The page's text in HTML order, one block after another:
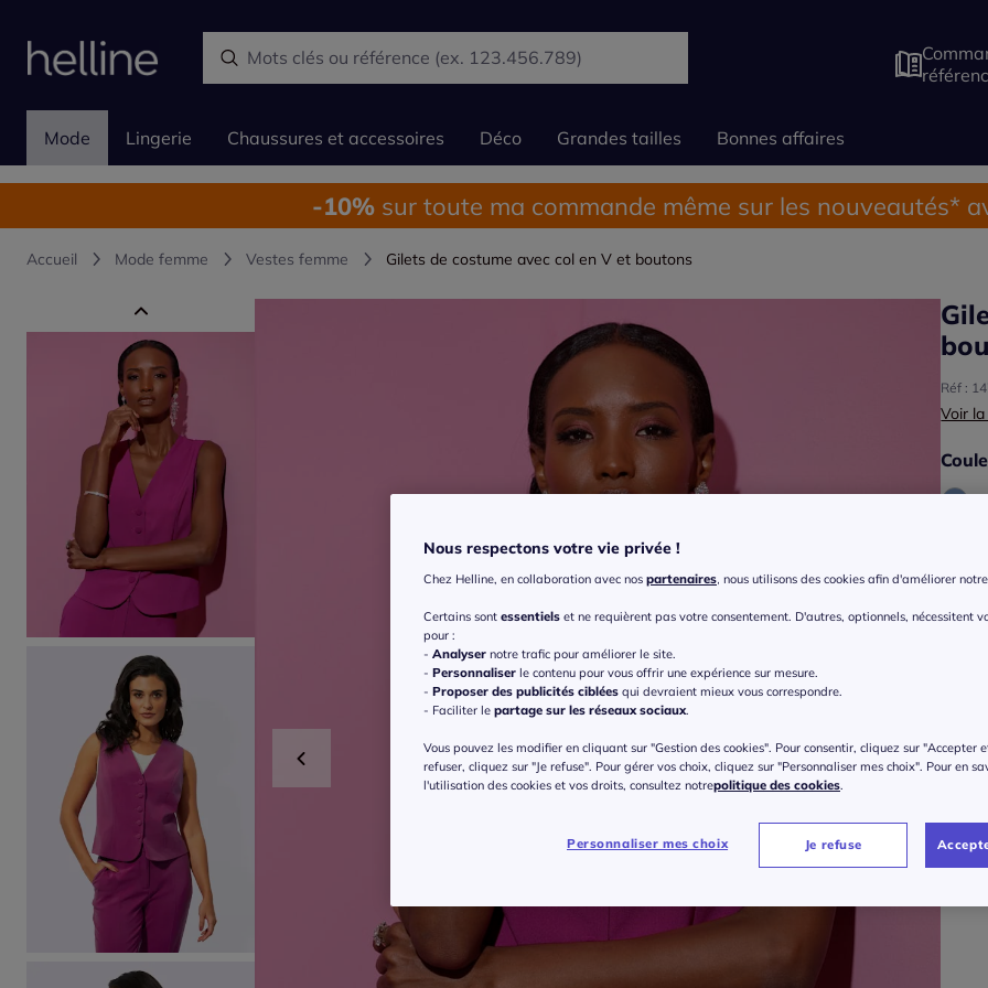
Mode Lingerie Chaussures et accessoires Déco Grandes tailles Bonnes affaires
-10% sur toute ma commande même sur les nouveautés*
Accueil Mode femme Vestes femme Gilets de costume avec col en V et boutons
Réf :
Voir
42
44
69
Nous respectons votre vie privée !
Chez Helline, en collaboration avec nos partenaires, nous utilisons des cookies afin d'améliorer
Certains sont essentiels et ne requièrent pas votre consentement. D'autres, optionnels, nécessitent
pour :
- Analyser notre trafic pour améliorer le site.
- Personnaliser le contenu pour vous offrir une expérience sur mesure.
- Proposer des publicités ciblées qui devraient mieux vous correspondre.
- Faciliter le partage sur les réseaux sociaux.
Vous pouvez les modifier en cliquant sur "Gestion des cookies". Pour consentir, cliquez sur "Accepter
refuser, cliquez sur "Je refuse". Pour gérer vos choix, cliquez sur "Personnaliser mes choix". Pour en
l'utilisation des cookies et vos droits, consultez notrepolitique des cookies.
Personnaliser mes choix Je refuse